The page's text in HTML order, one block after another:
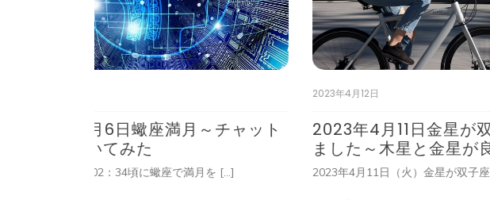
2023年4月11日金星が双子座に入り
ました～木星と金星が良い角度
2023年4月11日（火）金星が双子座に入り […]
2023年4月
2023年4月6日（